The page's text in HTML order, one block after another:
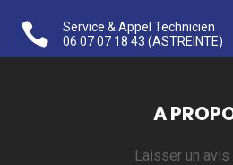

Service & Appel Technicien
06 07 07 18 43 (ASTREINTE)
A
Laisser un